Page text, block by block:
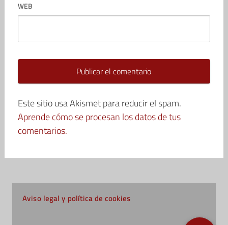
WEB
Este sitio usa Akismet para reducir el spam.
Aprende cómo se procesan los datos de tus
comentarios.
Aviso legal y política de cookies